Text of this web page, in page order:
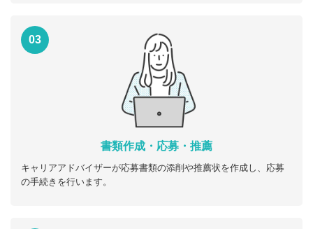
03
書類作成・応募・推薦
キャリアアドバイザーが応募書類の添削や推薦状を作成し、応募
の手続きを行います。